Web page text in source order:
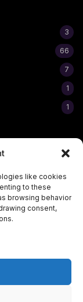
like cookies
to these
browsing behavior
consent,
3
66
7
1
1
with